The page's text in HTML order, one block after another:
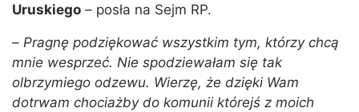
Uruskiego – posła na Sejm RP.
– Pragnę podziękować wszystkim tym, którzy chcą
mnie wesprzeć. Nie spodziewałam się tak
olbrzymiego odzewu. Wierzę, że dzięki Wam
dotrwam chociażby do komunii którejś z moich